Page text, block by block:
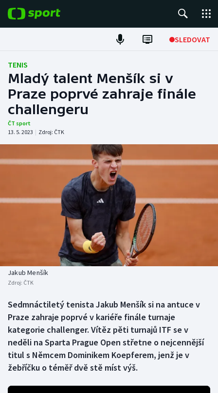
SLEDOVAT
Fotbal
Hokej
Tenis
Atletika
Americký fotbal
Baseball a softbal
Biatlon
Box
Curling
Dostihy
Florbal
NEPŘEHLÉDNĚTE
Historické návraty
Aplikace ČT sport
TENIS
Mladý talent Menšík si v
Praze poprvé zahraje finále
challengeru
ČT sport
13. 5. 2023 | Zdroj: ČTK
Jakub Menšík
Zdroj: ČTK
Sedmnáctiletý tenista Jakub Menšík si na antuce v
Praze zahraje poprvé v kariéře finále turnaje
kategorie challenger. Vítěz pěti turnajů ITF se v
neděli na Sparta Prague Open střetne o nejcennější
titul s Němcem Dominikem Koepferem, jenž je v
žebříčku o téměř dvě stě míst výš.